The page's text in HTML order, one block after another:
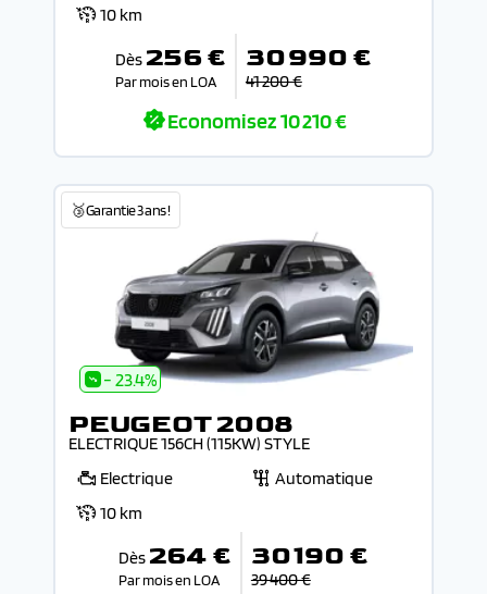
10 km
Dès 256 €
Par mois en LOA
30 990 €
41 200 €
Economisez10 210 €
🥉Garantie 3 ans !
- 23.4%
PEUGEOT 2008
ELECTRIQUE 156CH (115KW) STYLE
Electrique
Automatique
10 km
Dès 264 €
Par mois en LOA
30 190 €
39 400 €